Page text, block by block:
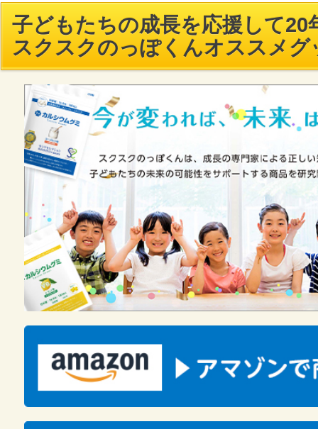
子どもたちの成長を応援して20
スクスクのっぽくんオススメグ